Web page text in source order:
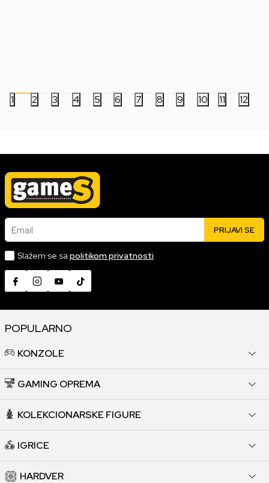
1 2 3 4 5 6 7 8 9 10 11 12
Email PRIJAVI SE
Slažem se sa politikom privatnosti
POPULARNO
KONZOLE
GAMING OPREMA
KOLEKCIONARSKE FIGURE
IGRICE
HARDVER